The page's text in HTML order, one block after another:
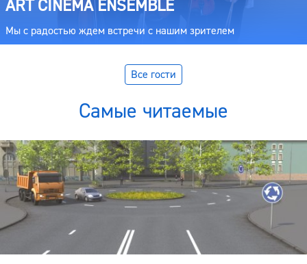
ART CINEMA ENSEMBLE
Мы с радостью ждем встречи с нашим зрителем
Все гости
Самые читаемые